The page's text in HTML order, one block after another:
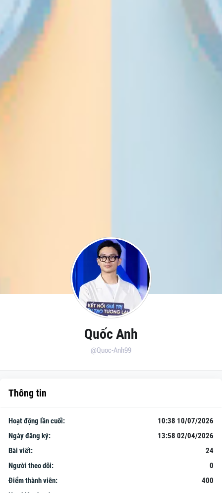
Quốc Anh
@Quoc-Anh99
Thông tin
Hoạt động lần cuối:
10:38 10/07/2026
Ngày đăng ký:
13:58 02/04/2026
Bài viết:
24
Người theo dõi:
0
Điểm thành viên:
400